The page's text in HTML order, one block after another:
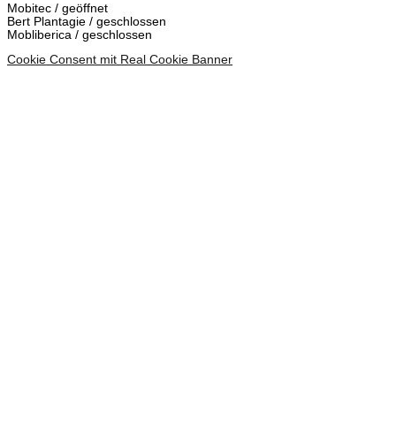
Mobitec / geöffnet
Bert Plantagie / geschlossen
Mobliberica / geschlossen
Cookie Consent mit Real Cookie Banner